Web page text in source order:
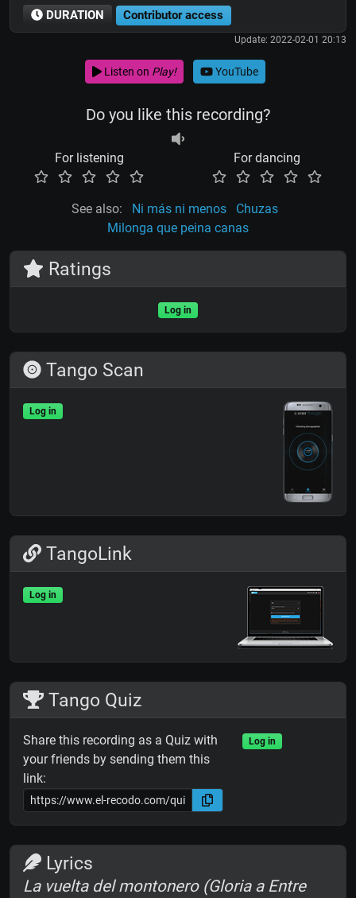
DURATION Contributor access
Update: 2022-02-01 20:13
Listen on Play! YouTube
Do you like this recording?
For listening For dancing
See also: Ni más ni menos
Chuzas
Milonga que peina canas
Ratings
Log in
Tango Scan
Log in
TangoLink
Log in
Tango Quiz
Share this recording as a Quiz with
your friends by sending them this
link:
Log in
Lyrics
La vuelta del montonero (Gloria a Entre